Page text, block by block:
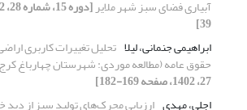
آبیاری فضای سبز شهر ملایر
39]
ابراهیمی جنمانی، لیلا تحلیل تغییرات کاربری
حقوق عامه (مطالعه موردی:‌ شهرستان چهارباغ
27، 1402، صفحه 169-182]
اجلی، مهدی ارزیابی محرک‌های تولید سبز از